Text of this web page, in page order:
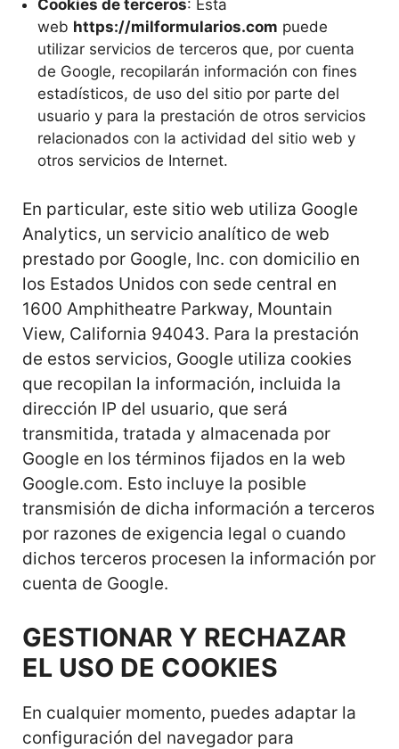
Cookies de terceros: Esta
web https://milformularios.com puede
utilizar servicios de terceros que, por cuenta
de Google, recopilarán información con fines
estadísticos, de uso del sitio por parte del
usuario y para la prestación de otros servicios
relacionados con la actividad del sitio web y
otros servicios de Internet.
En particular, este sitio web utiliza Google
Analytics, un servicio analítico de web
prestado por Google, Inc. con domicilio en
los Estados Unidos con sede central en
1600 Amphitheatre Parkway, Mountain
View, California 94043. Para la prestación
de estos servicios, Google utiliza cookies
que recopilan la información, incluida la
dirección IP del usuario, que será
transmitida, tratada y almacenada por
Google en los términos fijados en la web
Google.com. Esto incluye la posible
transmisión de dicha información a terceros
por razones de exigencia legal o cuando
dichos terceros procesen la información por
cuenta de Google.
GESTIONAR Y RECHAZAR
EL USO DE COOKIES
En cualquier momento, puedes adaptar la
configuración del navegador para